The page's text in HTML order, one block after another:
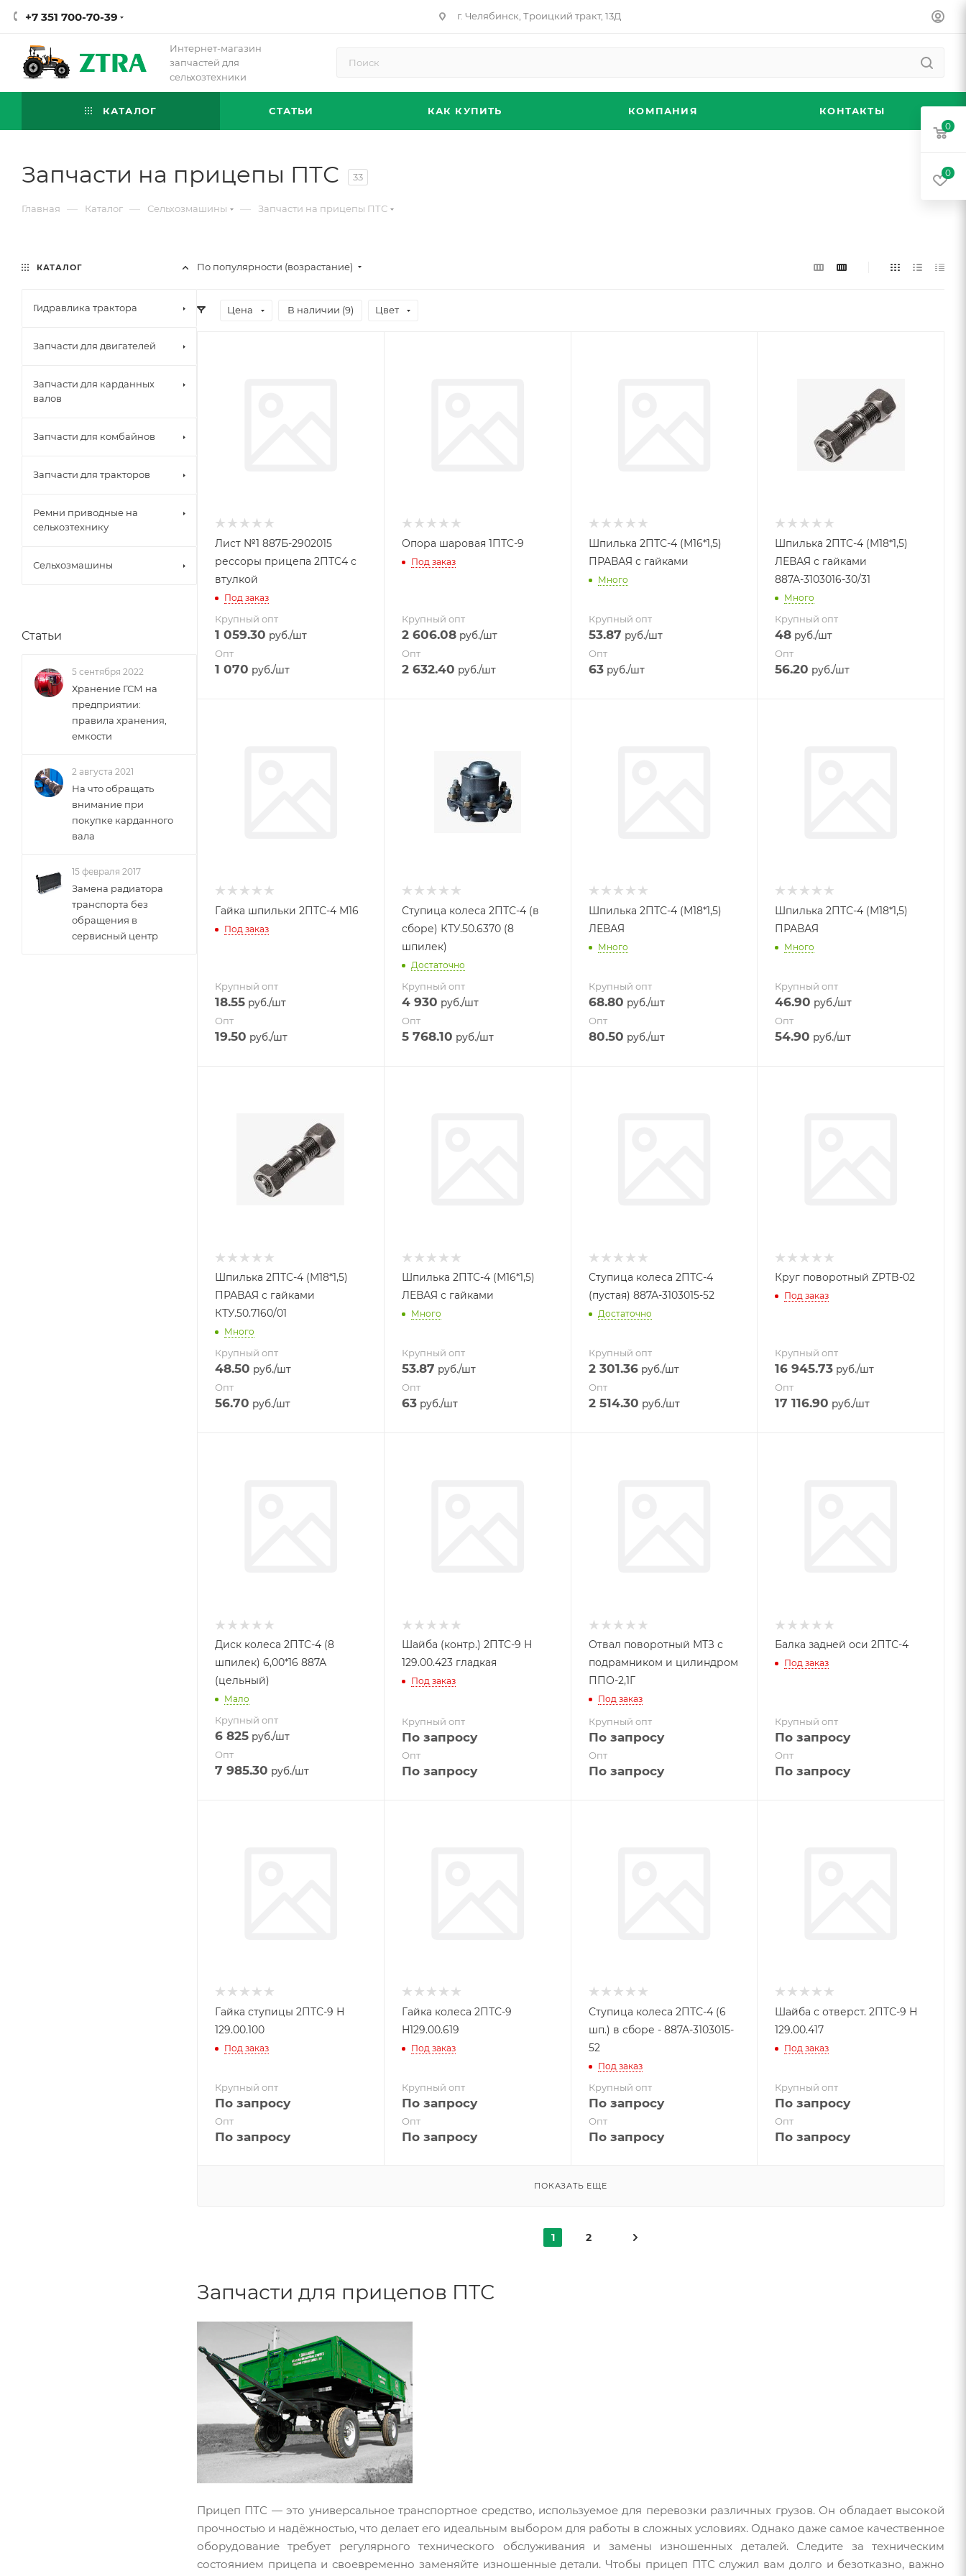
+7 351 700-70-39 г. Челябинск, Троицкий тракт, 13Д
Интернет-магазин
запчастей для
сельхозтехники
КАТАЛОГ СТАТЬИ КАК КУПИТЬ КОМПАНИЯ КОНТАКТЫ
Запчасти на прицепы ПТС 33
Главная — Каталог — Сельхозмашины — Запчасти на прицепы ПТС
По популярности (возрастание)
Цена В наличии (9) Цвет
Лист №1 887Б-2902015
рессоры прицепа 2ПТС4 с
втулкой
Под заказ
Крупный опт
1 059.30 руб./шт
Опт
1 070 руб./шт
Опора шаровая 1ПТС-9
Под заказ
Крупный опт
2 606.08руб./шт
Опт
2 632.40 руб./шт
Шпилька 2ПТС-4 (М16*1,5)
ПРАВАЯ с гайками
Много
Крупный опт
53.87 руб./шт
Опт
63руб./шт
Шпилька 2ПТС-4 (М18*1,5)
ЛЕВАЯ с гайками
887А-3103016-30/31
Много
Крупный опт
48 руб./шт
Опт
56.20 руб./шт
Гайка шпильки 2ПТС-4 М16
Под заказ
Крупный опт
18.55 руб./шт
Опт
19.50 руб./шт
Ступица колеса 2ПТС-4 (в
сборе) КТУ.50.6370 (8
шпилек)
Достаточно
Крупный опт
4 930 руб./шт
Опт
5 768.10 руб./шт
Шпилька 2ПТС-4 (М18*1,5)
ЛЕВАЯ
Много
Крупный опт
68.80 руб./шт
Опт
80.50 руб./шт
Шпилька 2ПТС-4 (М18*1,5)
ПРАВАЯ
Много
Крупный опт
46.90 руб./шт
Опт
54.90 руб./шт
Шпилька 2ПТС-4 (М18*1,5)
ПРАВАЯ с гайками
КТУ.50.7160/01
Много
Крупный опт
48.50 руб./шт
Опт
56.70 руб./шт
Шпилька 2ПТС-4 (М16*1,5)
ЛЕВАЯ с гайками
Много
Крупный опт
53.87 руб./шт
Опт
63руб./шт
Ступица колеса 2ПТС-4
(пустая) 887А-3103015-52
Достаточно
Крупный опт
2 301.36руб./шт
Опт
2 514.30 руб./шт
Круг поворотный ZPTB-02
Под заказ
Крупный опт
16 945.73 руб./шт
Опт
17 116.90 руб./шт
Диск колеса 2ПТС-4 (8
шпилек) 6,00*16 887А
(цельный)
Мало
Крупный опт
6 825 руб./шт
Опт
7 985.30 руб./шт
Шайба (контр.) 2ПТС-9 Н
129.00.423 гладкая
Под заказ
Крупный опт
По запросу
Опт
По запросу
Отвал поворотный МТЗ с
подрамником и цилиндром
ППО-2,1Г
Под заказ
Крупный опт
По запросу
Опт
По запросу
Балка задней оси 2ПТС-4
Под заказ
Крупный опт
По запросу
Опт
По запросу
Гайка ступицы 2ПТС-9 Н
129.00.100
Под заказ
Крупный опт
По запросу
Опт
По запросу
Гайка колеса 2ПТС-9
Н129.00.619
Под заказ
Крупный опт
По запросу
Опт
По запросу
Ступица колеса 2ПТС-4 (6
шп.) в сборе - 887А-3103015-
52
Под заказ
Крупный опт
По запросу
Опт
По запросу
Шайба с отверст. 2ПТС-9 Н
129.00.417
Под заказ
Крупный опт
По запросу
Опт
По запросу
ПОКАЗАТЬ ЕЩЕ
1 2
Запчасти для прицепов ПТС
Прицеп ПТС — это универсальное транспортное средство, используемое для перевозки различных грузов. Он обладает высокой
прочностью и надёжностью, что делает его идеальным выбором для работы в сложных условиях. Однако даже самое качественное
оборудование требует регулярного технического обслуживания и замены изношенных деталей. Следите за техническим
состоянием прицепа и своевременно заменяйте изношенные детали. Чтобы прицеп ПТС служил вам долго и безотказно, важно
КАТАЛОГ
Гидравлика трактора
Запчасти для двигателей
Запчасти для карданных
валов
Запчасти для комбайнов
Запчасти для тракторов
Ремни приводные на
сельхозтехнику
Сельхозмашины
Статьи
5 сентября 2022
Хранение ГСМ на
предприятии:
правила хранения,
емкости
2 августа 2021
На что обращать
внимание при
покупке карданного
вала
15 февраля 2017
Замена радиатора
транспорта без
обращения в
сервисный центр
0
0